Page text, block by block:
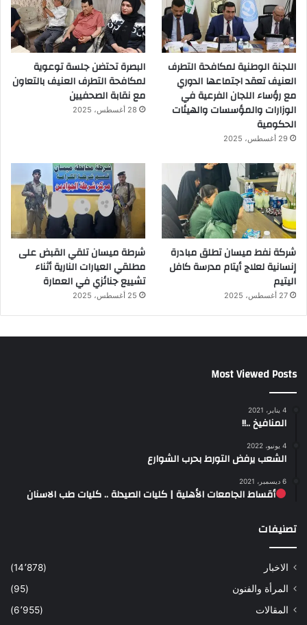
اللجنة الوطنية لمكافحة التطرف
العنيف تعقد اجتماعها الدوري
مع رؤساء اللجان الفرعية في
الوزارات والمؤسسات والهيئات
الحكومية
29 أغسطس، 2025
البصرة تحتضن جلسة توعوية
لمكافحة التطرف العنيف بالتعاون
مع نقابة الصحفيين
28 أغسطس، 2025
شركة نفط ميسان تطلق مبادرة
إنسانية لعلاج أيتام مدرسة كافل
اليتيم
27 أغسطس، 2025
شرطة ميسان تلقي القبض على
مطلقي العيارات النارية أثناء
تشييع جنائزي في العمارة
25 أغسطس، 2025
Most Viewed Posts
4 يناير، 2021
المنافيخ ..!!
4 يونيو، 2022
الشعب يرفض التورط بحرب الشوارع
6 ديسمبر، 2021
أقساط الجامعات الأهلية | كليات الصيدلة .. كليات طب الاسنان
تصنيفات
الاخبار
(14٬878)
المرأة والفنون
(95)
المقالات
(6٬955)